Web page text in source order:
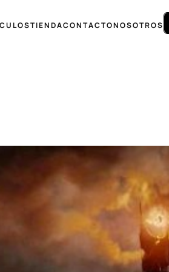
TIENDACONTACTONOSOTROS